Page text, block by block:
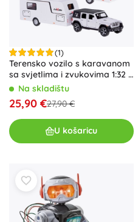
(1)
Terensko vozilo s karavanom
sa svjetlima i zvukovima 1:32 –
bijeloNa skladištu
25,90 €27,90 €
U košaricu